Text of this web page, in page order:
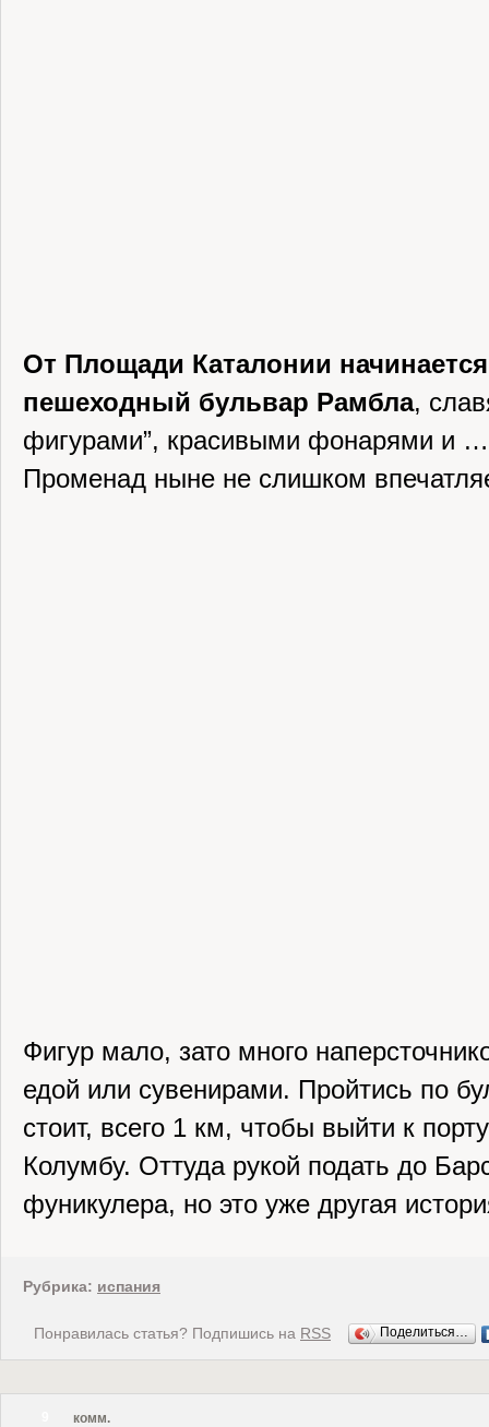
От Площади Каталонии
пешеходный бульвар Рамбла,
фигурами”, красивыми фонарями и …
Променад ныне не слишком
Фигур мало, зато много
едой или сувенирами. Пройтись по
стоит, всего 1 км, чтобы выйти к
Колумбу. Оттуда рукой подать до
фуникулера, но это уже другая
Рубрика: испания
Понравилась статья? Подпишись на RSS Поделиться…
комм.